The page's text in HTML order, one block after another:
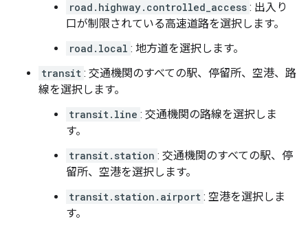
road.highway.controlled_access : 出入り
口が制限されている高速道路を選択します。
road.local : 地方道を選択します。
transit : 交通機関のすべての駅、停留所、空港、路
線を選択します。
transit.line : 交通機関の路線を選択しま
す。
transit.station : 交通機関のすべての駅、停
留所、空港を選択します。
transit.station.airport : 空港を選択しま
す。